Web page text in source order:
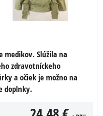
medikov. Slúžila na
zdravotníckeho
a očiek je možno na
doplnky.